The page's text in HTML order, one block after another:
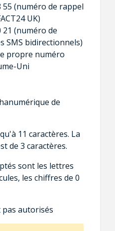
55 (numéro de rappel
UK)
21 (numéro de
SMS bidirectionnels)
propre numéro
Uni
de
11 caractères. La
de 3 caractères.
sont les lettres
les chiffres de 0
pas autorisés